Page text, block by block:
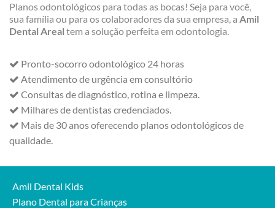
Planos odontológicos para todas as bocas! Seja para você,
sua família ou para os colaboradores da sua empresa, a Amil
Dental Areal tem a solução perfeita em odontologia.
Pronto-socorro odontológico 24 horas
Atendimento de urgência em consultório
Consultas de diagnóstico, rotina e limpeza.
Milhares de dentistas credenciados.
Mais de 30 anos oferecendo planos odontológicos de
qualidade.
Amil Dental Kids
Plano Dental para Crianças